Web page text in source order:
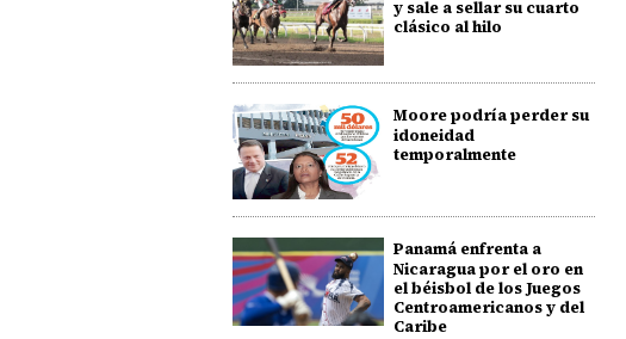
y sale a sellar su cuarto
clásico al hilo
Moore podría perder su
idoneidad
temporalmente
Panamá enfrenta a
Nicaragua por el oro en
el béisbol de los Juegos
Centroamericanos y del
Caribe